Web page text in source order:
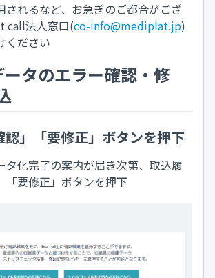
されるなど、お急ぎのご都合がござ
call法人窓口(co-info@mediplat.jp)
ください
タのエラー確認・修
」「要修正」ボタンを押下
タ化完了の案内が届き次第、取込履
「要修正」ボタンを押下